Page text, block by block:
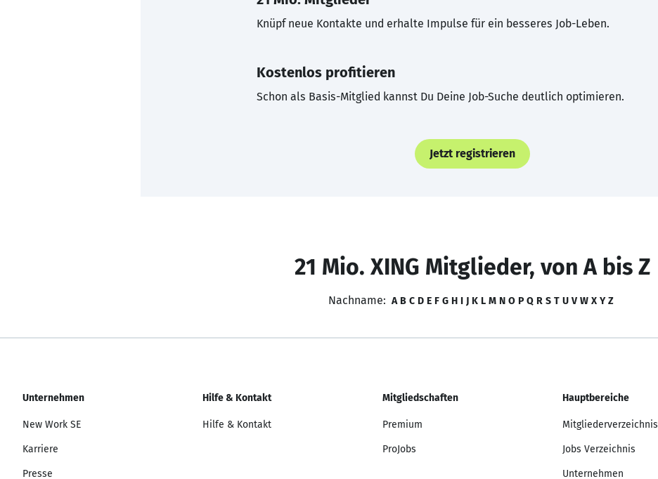
Knüpf neue Kontakte und erhalte Impulse für ein besseres Job-Leben.
Kostenlos profitieren
Schon als Basis-Mitglied kannst Du Deine Job-Suche deutlich optimieren.
Jetzt registrieren
21 Mio. XING Mitglieder, von A bis Z
Nachname: A B C D E F G H I J K L M N O P Q R S T U V W X Y Z
Unternehmen
New Work SE
Karriere
Presse
Hilfe & Kontakt
Hilfe & Kontakt
Mitgliedschaften
Premium
ProJobs
Hauptbereiche
Mitgliederverzeichnis
Jobs Verzeichnis
Unternehmen